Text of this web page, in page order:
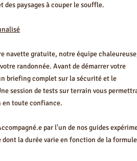
des paysages à couper le souffle.
navette gratuite, notre équipe
randonnée. Avant de démarrer votre
briefing complet sur la sécurité et le
session de tests sur terrain vous
en toute confiance.
par l'un de nos guides
la durée varie en fonction de la formule